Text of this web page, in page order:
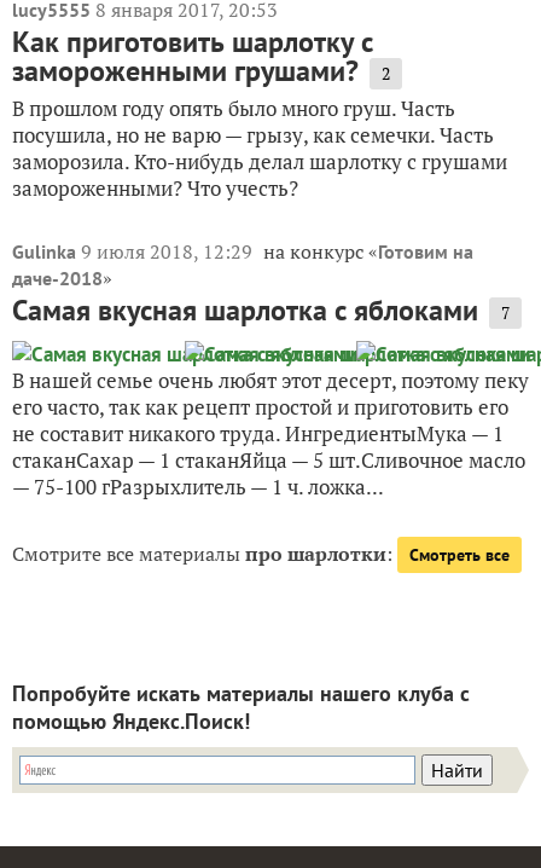
lucy5555 8 января 2017, 20:53
Как приготовить шарлотку с
замороженными грушами? 2
В прошлом году опять было много груш. Часть
посушила, но не варю — грызу, как семечки. Часть
заморозила. Кто-нибудь делал шарлотку с грушами
замороженными? Что учесть?
Gulinka 9 июля 2018, 12:29 на конкурс «Готовим на
даче-2018»
Самая вкусная шарлотка с яблоками 7
В нашей семье очень любят этот десерт, поэтому пеку
его часто, так как рецепт простой и приготовить его
не составит никакого труда. ИнгредиентыМука — 1
стаканСахар — 1 стаканЯйца — 5 шт.Сливочное масло
— 75-100 гРазрыхлитель — 1 ч. ложка...
Смотрите все материалыпро шарлотки: Смотреть все
Попробуйте искать материалы нашего клуба с
помощью Яндекс.Поиск!